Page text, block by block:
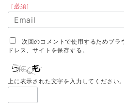
［必須］
次回のコメントで使用するためブラ
ドレス、サイトを保存する。
上に表示された文字を入力してください。